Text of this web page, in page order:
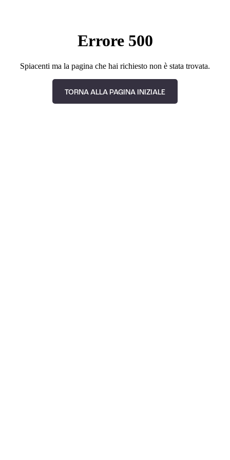
Errore 500
Spiacenti ma la pagina che hai richiesto non è stata trovata.
TORNA ALLA PAGINA INIZIALE